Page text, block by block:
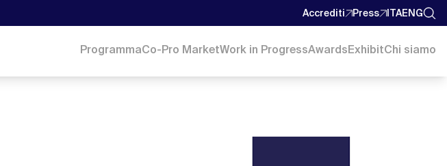
Accrediti Press ITAENG
ProgrammaCo-Pro MarketWork in ProgressAwardsExhibitChi siamo